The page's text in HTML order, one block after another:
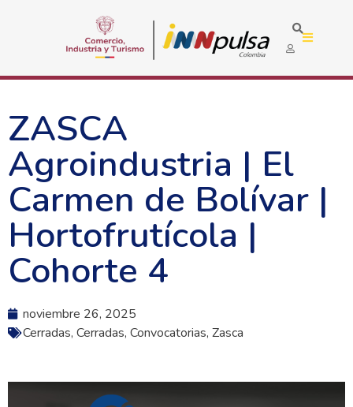
ZASCA
Agroindustria | El
Carmen de Bolívar |
Hortofrutícola |
Cohorte 4
noviembre 26, 2025
Cerradas, Cerradas, Convocatorias, Zasca